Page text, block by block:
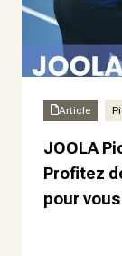
Article
JOOLA
Profitez
pour